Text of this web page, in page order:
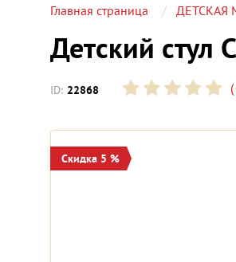
Главная страница ДЕТСКАЯ
Детский стул
ID: 22868 (
Скидка 5 %